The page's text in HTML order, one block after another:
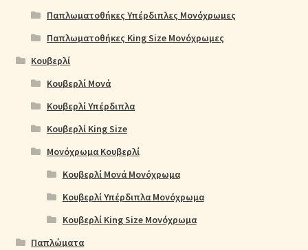
Παπλωματοθήκες Υπέρδιπλες Μονόχρωμες
Παπλωματοθήκες King Size Μονόχρωμες
Κουβερλί
Κουβερλί Μονά
Κουβερλί Υπέρδιπλα
Κουβερλί King Size
Μονόχρωμα Κουβερλί
Κουβερλί Μονά Μονόχρωμα
Κουβερλί Υπέρδιπλα Μονόχρωμα
Κουβερλί King Size Μονόχρωμα
Παπλώματα